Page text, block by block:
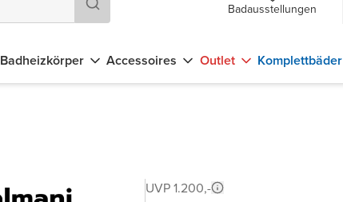
Badausstellungen
Badheizkörper Accessoires Outlet Komplettbäder
UVP 1.200,-